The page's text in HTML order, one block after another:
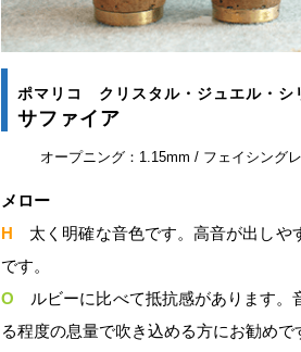
ポマリコ クリスタル・ジュエル・シ
サファイア
オープニング：1.15mm / フェイシング
メロー
H 太く明確な音色です。高音が出しや
です。
O
ルビーに比べて抵抗感があります
る程度の息量で吹き込める方にお勧めで